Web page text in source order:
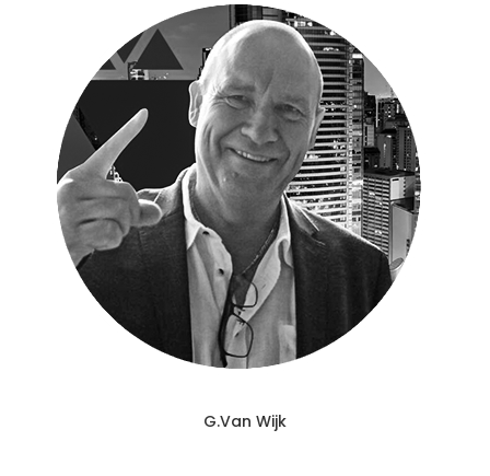
G.Van Wijk